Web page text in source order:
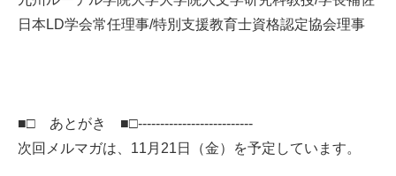
日本LD学会常任理事/特別支援教育士資格認定協会理事
■□ あとがき ■□--------------------------
次回メルマガは、11月21日（金）を予定しています。